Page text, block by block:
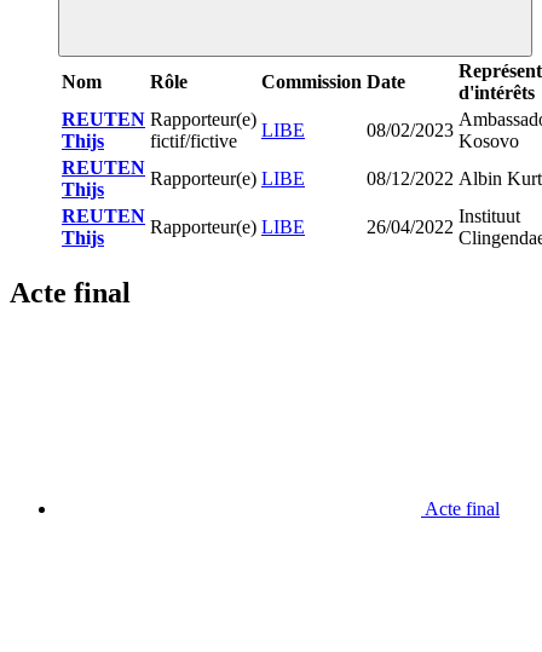
Nom Rôle Commission Date
d'intérêts
REUTEN
Thijs
Rapporteur(e)
fictif/fictive
LIBE 08/02/2023
Kosovo
REUTEN
Thijs
Rapporteur(e) LIBE 08/12/2022 Albin
REUTEN
Thijs
Rapporteur(e) LIBE 26/04/2022
Instituut
Acte final
Acte final